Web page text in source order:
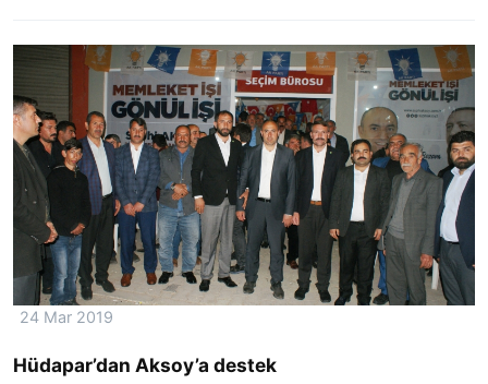
24 Mar 2019
Hüdapar’dan Aksoy’a destek